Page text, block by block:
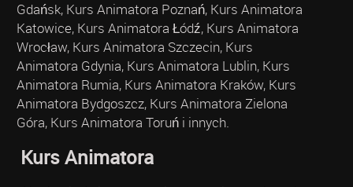
Gdańsk, Kurs Animatora Poznań, Kurs Animatora
Katowice, Kurs Animatora Łódź, Kurs Animatora
Wrocław, Kurs Animatora Szczecin, Kurs
Animatora Gdynia, Kurs Animatora Lublin, Kurs
Animatora Rumia, Kurs Animatora Kraków, Kurs
Animatora Bydgoszcz, Kurs Animatora Zielona
Góra, Kurs Animatora Toruń i innych.
Kurs Animatora